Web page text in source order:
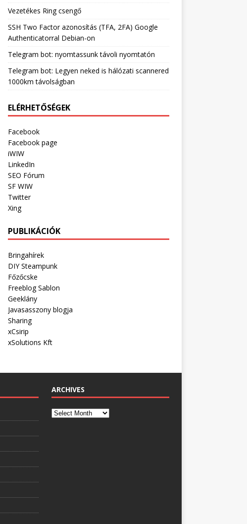
Vezetékes Ring csengő
SSH Two Factor azonosítás (TFA, 2FA) Google
Authenticatorral Debian-on
Telegram bot: nyomtassunk távoli nyomtatón
Telegram bot: Legyen neked is hálózati scannered
1000km távolságban
ELÉRHETŐSÉGEK
Facebook
Facebook page
iWIW
LinkedIn
SEO Fórum
SF WIW
Twitter
Xing
PUBLIKÁCIÓK
Bringahírek
DIY Steampunk
Főzőcske
Freeblog Sablon
Geeklány
Javasasszony blogja
Sharing
xCsirip
xSolutions Kft
ARCHIVES